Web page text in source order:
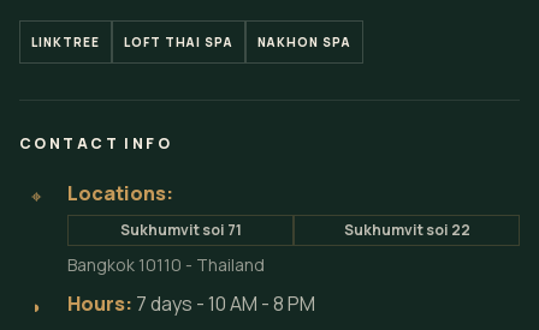
LINKTREE LOFT THAI SPA NAKHON SPA
CONTACT INFO
⌖ Locations:
Sukhumvit soi 71 Sukhumvit soi 22
Bangkok 10110 - Thailand
◗ Hours: 7 days - 10 AM - 8 PM